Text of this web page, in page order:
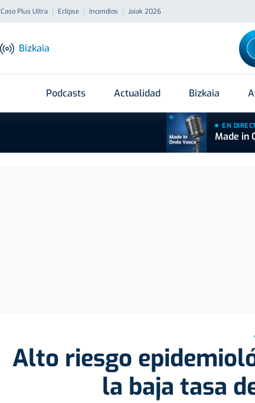
Caso Plus Ultra Eclipse Incendios Jaiak 2026
Bizkaia
Podcasts Actualidad Bizkaia
EN
Made in
Alto riesgo
la baja tasa